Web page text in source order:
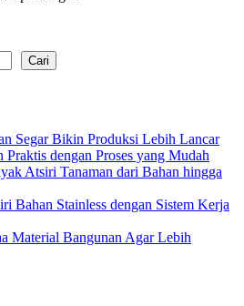
Cari
Segar Bikin Produksi Lebih Lancar
dengan Proses yang Mudah
Atsiri Tanaman dari Bahan hingga
Bahan Stainless dengan Sistem Kerja
Material Bangunan Agar Lebih